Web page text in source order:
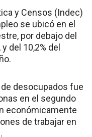
y Censos (Indec)
se ubicó en el
por debajo del
del 10,2% del
desocupados fue
en el segundo
económicamente
de trabajar en